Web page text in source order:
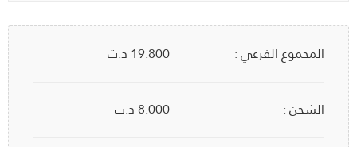
المجموع الفرعي : 19.800 د.ت
الشحن : 8.000 د.ت